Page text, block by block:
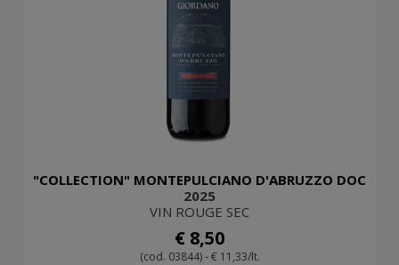
"COLLECTION" MONTEPULCIANO D'ABRUZZO DOC
2025
VIN ROUGE SEC
€ 8,50
(cod. 03844) - € 11,33/lt.